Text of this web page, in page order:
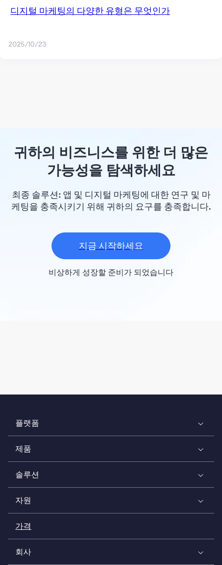
디지털 마케팅의 다양한 유형은 무엇인가
2025/10/23
귀하의 비즈니스를 위한 더 많은
가능성을 탐색하세요
최종 솔루션: 앱 및 디지털 마케팅에 대한 연구 및 마
케팅을 충족시키기 위해 귀하의 요구를 충족합니다.
지금 시작하세요
비상하게 성장할 준비가 되었습니다
플랫폼
제품
솔루션
자원
가격
회사